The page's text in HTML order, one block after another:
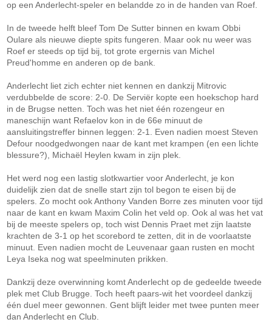
op een Anderlecht-speler en belandde zo in de handen van Roef.
In de tweede helft bleef Tom De Sutter binnen en kwam Obbi
Oulare als nieuwe diepte spits fungeren. Maar ook nu weer was
Roef er steeds op tijd bij, tot grote ergernis van Michel
Preud'homme en anderen op de bank.
Anderlecht liet zich echter niet kennen en dankzij Mitrovic
verdubbelde de score: 2-0. De Serviër kopte een hoekschop hard
in de Brugse netten. Toch was het niet één rozengeur en
maneschijn want Refaelov kon in de 66e minuut de
aansluitingstreffer binnen leggen: 2-1. Even nadien moest Steven
Defour noodgedwongen naar de kant met krampen (en een lichte
blessure?), Michaël Heylen kwam in zijn plek.
Het werd nog een lastig slotkwartier voor Anderlecht, je kon
duidelijk zien dat de snelle start zijn tol begon te eisen bij de
spelers. Zo mocht ook Anthony Vanden Borre zes minuten voor tijd
naar de kant en kwam Maxim Colin het veld op. Ook al was het vat
bij de meeste spelers op, toch wist Dennis Praet met zijn laatste
krachten de 3-1 op het scorebord te zetten, dit in de voorlaatste
minuut. Even nadien mocht de Leuvenaar gaan rusten en mocht
Leya Iseka nog wat speelminuten prikken.
Dankzij deze overwinning komt Anderlecht op de gedeelde tweede
plek met Club Brugge. Toch heeft paars-wit het voordeel dankzij
één duel meer gewonnen. Gent blijft leider met twee punten meer
dan Anderlecht en Club.